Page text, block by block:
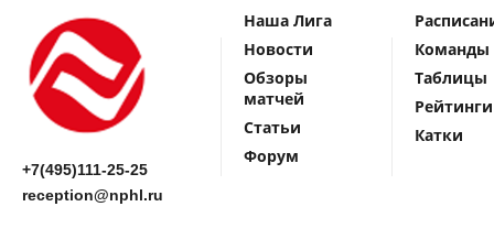
+7(495)111-25-25
reception@nphl.ru
Наша Лига
Новости
Обзоры
матчей
Статьи
Форум
Команды
Таблицы
Рейтинги
Катки